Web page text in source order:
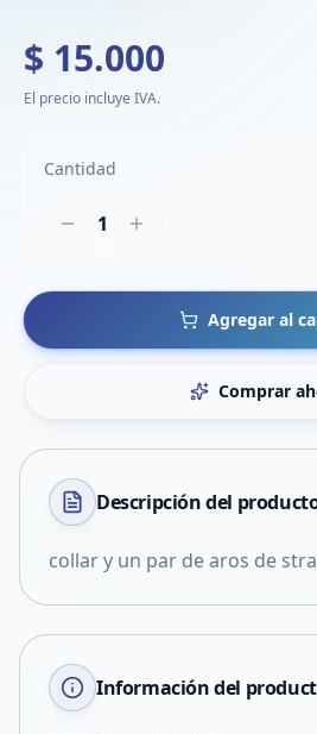
$ 15.000
El precio incluye IVA.
Cantidad
1
Agregar al
Comprar
Descripción del
collar y un par de aros de
Información del